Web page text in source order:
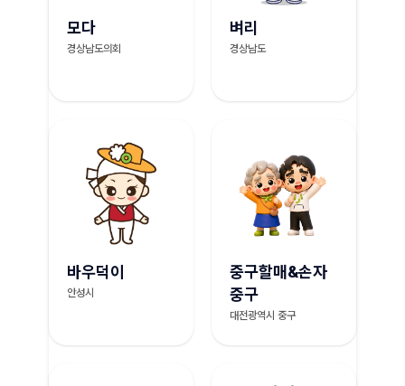
모다
경상남도의회
벼리
경상남도
바우덕이
안성시
중구할매&손자
중구
대전광역시 중구